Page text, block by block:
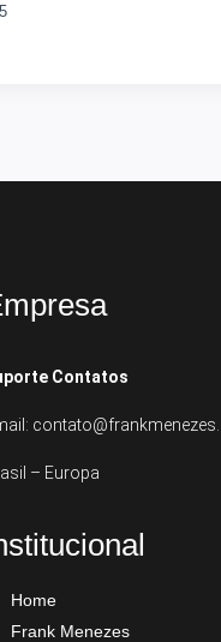
Contatos
– Europa
Home
Frank Menezes